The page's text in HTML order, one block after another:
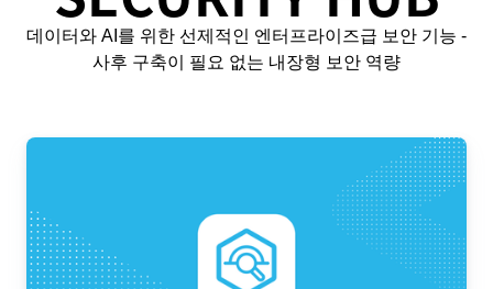
데이터와 AI를 위한 선제적인 엔터프라이즈급 보안 기능 -
사후 구축이 필요 없는 내장형 보안 역량